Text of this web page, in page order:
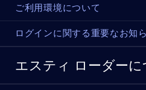
ご利用環境について
ログインに関する重要なお知
エスティ ローダーに